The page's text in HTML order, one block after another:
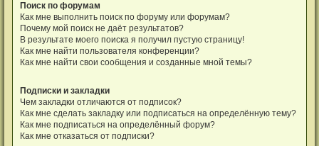
Поиск по форумам
Как мне выполнить поиск по форуму или форумам?
Почему мой поиск не даёт результатов?
В результате моего поиска я получил пустую страницу!
Как мне найти пользователя конференции?
Как мне найти свои сообщения и созданные мной темы?
Подписки и закладки
Чем закладки отличаются от подписок?
Как мне сделать закладку или подписаться на определённую тему?
Как мне подписаться на определённый форум?
Как мне отказаться от подписки?